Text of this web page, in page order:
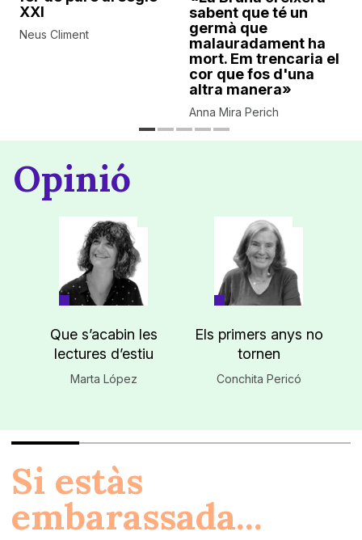
XXI
Neus Climent
sabent que té un
germà que
malauradament ha
mort. Em trencaria el
cor que fos d'una
altra manera»
Anna Mira Perich
Opinió
Que s’acabin les
lectures d’estiu
Marta López
Els primers anys no
tornen
Conchita Pericó
Si estàs
embarassada...